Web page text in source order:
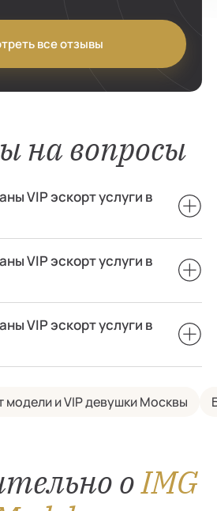
все отзывы
на вопросы
VIP эскорт услуги в
VIP эскорт услуги в
VIP эскорт услуги в
модели и VIP девушки Москвы
оIMG